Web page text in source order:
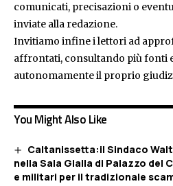
comunicati, precisazioni o
inviate alla redazione.
Invitiamo infine i lettori ad
affrontati, consultando più fonti
autonomamente il proprio
You Might Also Like
Caltanissetta:il Sindaco
nella Sala Gialla di Palazzo del
e militari per il tradizionale